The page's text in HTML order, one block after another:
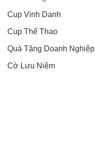
Cup Vinh Danh
Cup Thể Thao
Quà Tặng Doanh Nghiệp
Cờ Lưu Niệm